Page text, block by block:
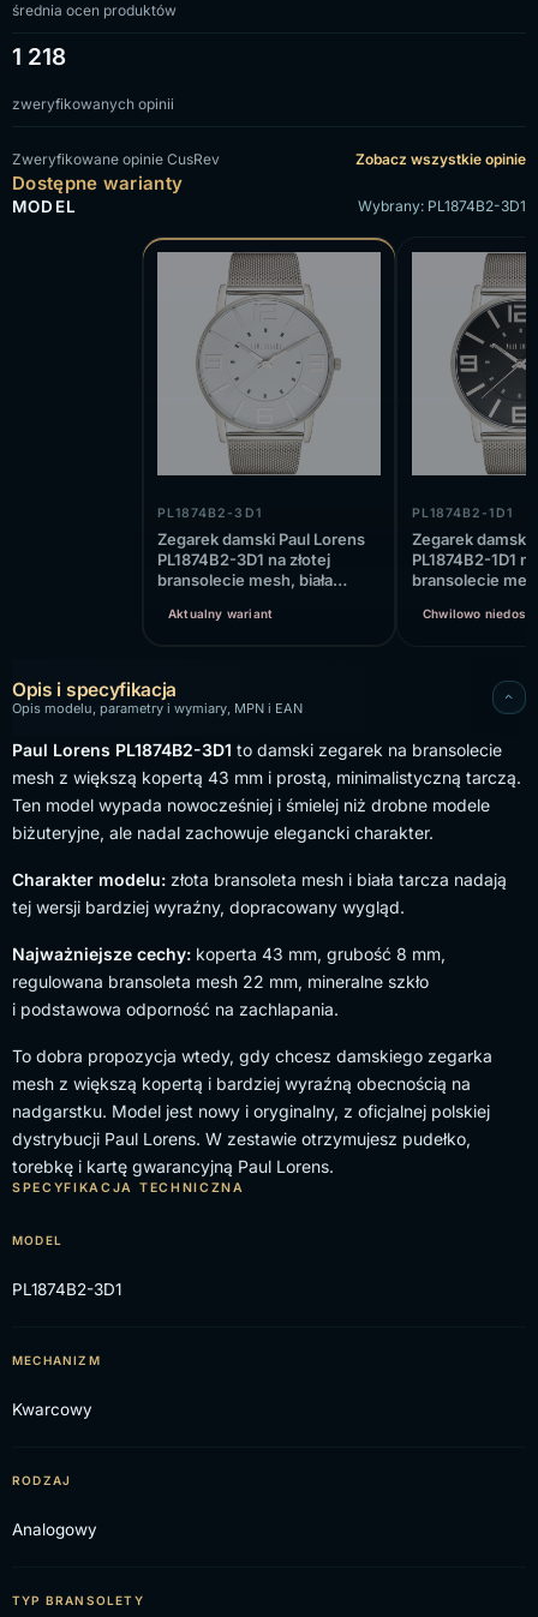
średnia ocen produktów
1 218
zweryfikowanych opinii
Zweryfikowane opinie CusRev Zobacz wszystkie opinie
Dostępne warianty
MODEL Wybrany: PL1874B2-3D1
PL1874B2-3D1
Zegarek damski Paul Lorens
PL1874B2-3D1 na złotej
bransolecie mesh, biała
Aktualny wariant
PL1874B2-1D1
Zegarek damski
PL1874B2-1D1
bransolecie
Chwilowo
Opis i specyfikacja
Opis modelu, parametry i wymiary, MPN i EAN
Paul Lorens PL1874B2-3D1 to damski zegarek na bransolecie
mesh z większą kopertą 43 mm i prostą, minimalistyczną tarczą.
Ten model wypada nowocześniej i śmielej niż drobne modele
biżuteryjne, ale nadal zachowuje elegancki charakter.
Charakter modelu: złota bransoleta mesh i biała tarcza nadają
tej wersji bardziej wyraźny, dopracowany wygląd.
Najważniejsze cechy: koperta 43 mm, grubość 8 mm,
regulowana bransoleta mesh 22 mm, mineralne szkło
i podstawowa odporność na zachlapania.
To dobra propozycja wtedy, gdy chcesz damskiego zegarka
mesh z większą kopertą i bardziej wyraźną obecnością na
nadgarstku. Model jest nowy i oryginalny, z oficjalnej polskiej
dystrybucji Paul Lorens. W zestawie otrzymujesz pudełko,
torebkę i kartę gwarancyjną Paul Lorens.
SPECYFIKACJA TECHNICZNA
MODEL
PL1874B2-3D1
MECHANIZM
Kwarcowy
RODZAJ
Analogowy
TYP BRANSOLETY